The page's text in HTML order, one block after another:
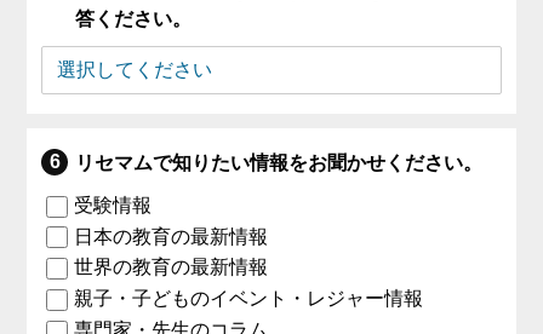
答ください。
リセマムで知りたい情報をお聞かせください。
受験情報
日本の教育の最新情報
世界の教育の最新情報
親子・子どものイベント・レジャー情報
専門家・先生のコラム